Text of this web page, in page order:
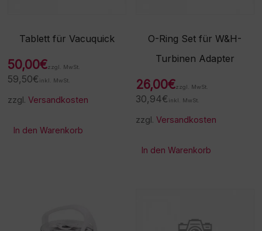
Tablett für Vacuquick
50,00€zzgl. MwSt.
59,50€ inkl. MwSt.
zzgl.Versandkosten
In den Warenkorb
O-Ring Set für W&H-
Turbinen Adapter
26,00€zzgl. MwSt.
30,94€ inkl. MwSt.
zzgl.Versandkosten
In den Warenkorb